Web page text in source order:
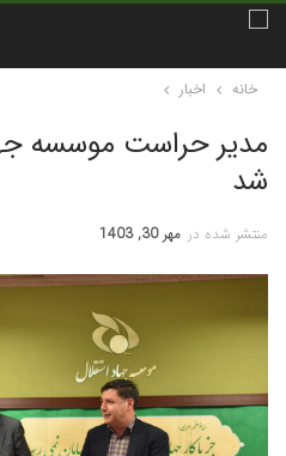
خانه اخبار
مدیر حراست موسسه
شد
منتشر شده در مهر 30, 1403